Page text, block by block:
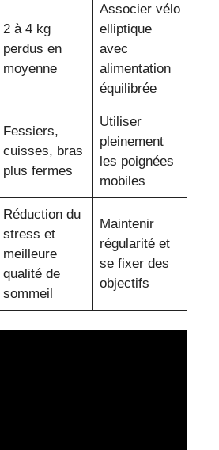
2 à 4 kg
perdus en
moyenne
Associer vélo
elliptique
avec
alimentation
équilibrée
Fessiers,
cuisses, bras
plus fermes
Utiliser
pleinement
les poignées
mobiles
Réduction du
stress et
meilleure
qualité de
sommeil
Maintenir
régularité et
se fixer des
objectifs